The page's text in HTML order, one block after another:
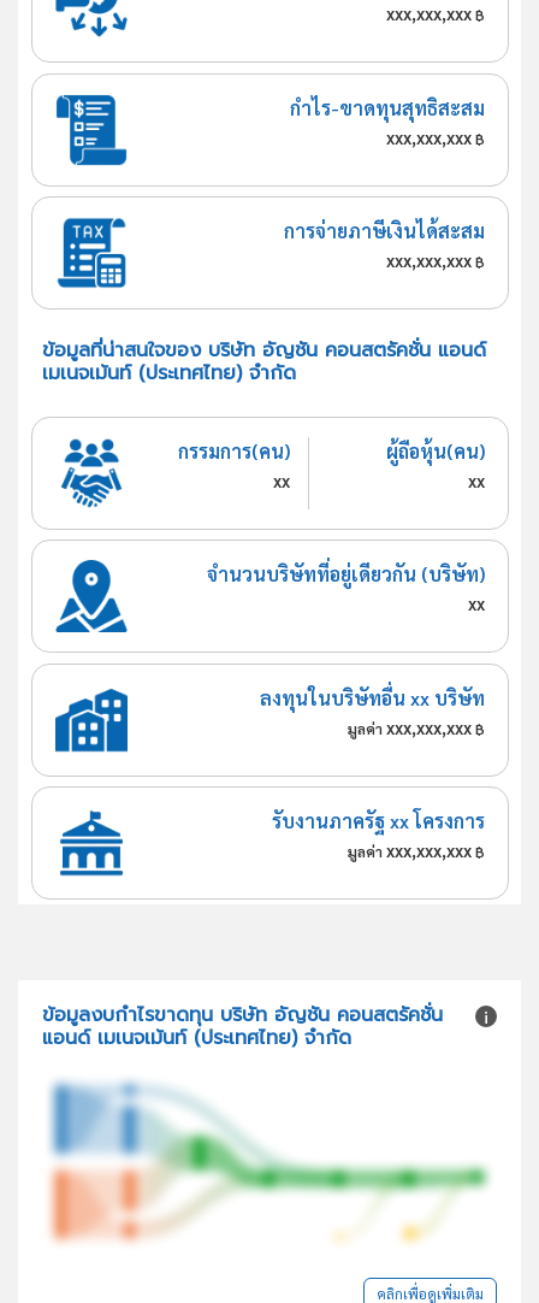
xxx,xxx,xxx฿
กำไร-ขาดทุนสุทธิสะสม
xxx,xxx,xxx฿
การจ่ายภาษีเงินได้สะสม
xxx,xxx,xxx฿
ข้อมูลที่น่าสนใจของ บริษัท อัญชัน คอนสตรัคชั่น แอนด์
เมเนจเม้นท์ (ประเทศไทย) จำกัด
กรรมการ(คน)
xx
ผู้ถือหุ้น(คน)
xx
จำนวนบริษัทที่อยู่เดียวกัน (บริษัท)
xx
ลงทุนในบริษัทอื่น xx บริษัท
มูลค่า xxx,xxx,xxx ฿
รับงานภาครัฐ xx โครงการ
มูลค่า xxx,xxx,xxx ฿
ข้อมูลงบกำไรขาดทุน บริษัท อัญชัน คอนสตรัคชั่น
แอนด์ เมเนจเม้นท์ (ประเทศไทย) จำกัด
คลิกเพื่อดูเพิ่มเติม